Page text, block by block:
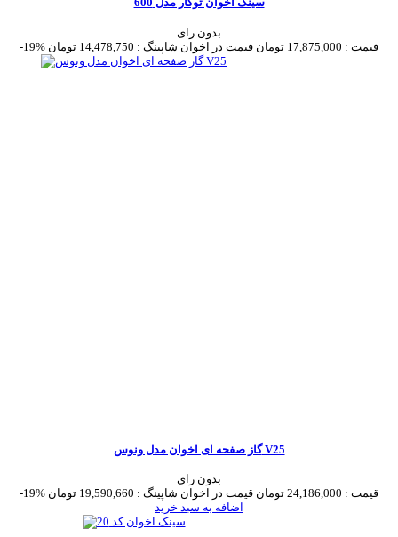
بدون رای
-19%
قیمت : 17,875,000 تومان قیمت در اخوان شاپینگ : 14,478,750 تومان
گاز صفحه ای اخوان مدل ونوس V25
بدون رای
-19%
قیمت : 24,186,000 تومان قیمت در اخوان شاپینگ : 19,590,660 تومان
اضافه به سبد خرید